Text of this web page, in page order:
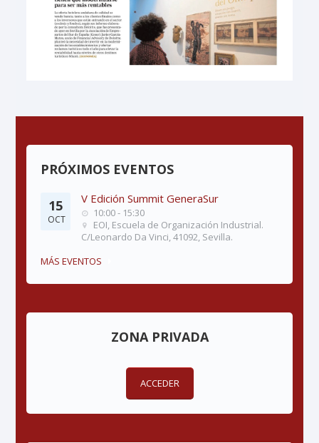
PRÓXIMOS EVENTOS
15
OCT
V Edición Summit GeneraSur
10:00 - 15:30
EOI, Escuela de Organización Industrial.
C/Leonardo Da Vinci, 41092, Sevilla.
MÁS EVENTOS
ZONA PRIVADA
ACCEDER